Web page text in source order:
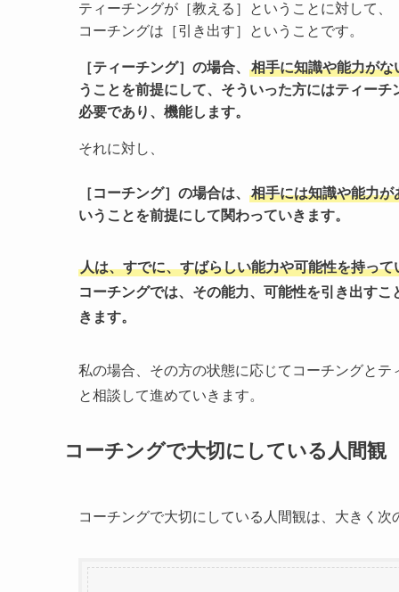
ティーチングが［教える］ということに対して、
コーチングは［引き出す］ということです。
［ティーチング］の場合、
相手に知識や能力がな
うことを前提にして、そういった方にはティーチ
必要であり、機能します。
それに対し、
［コーチング］の場合は、
相手には知識や能力が
いうことを前提にして関わっていきます。
人は、すでに、すばらしい能力や可能性を持って
コーチングでは、その能力、可能性を引き出す
きます。
私の場合、その方の状態に応じてコーチングと
と相談して進めていきます。
コーチングで大切にしている人間観
コーチングで大切にしている人間観は、大きく次